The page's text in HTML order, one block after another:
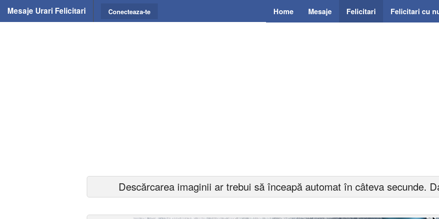
Mesaje Urari Felicitari Home Mesaje Felicitari Felicitari cu
Conecteaza-te
Descărcarea imaginii ar trebui să înceapă automat în câteva secunde.